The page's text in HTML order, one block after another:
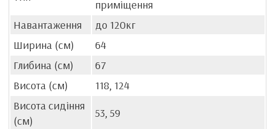
приміщення
Навантаження
до 120кг
Ширина (см)
64
Глибина (см)
67
Висота (см)
118, 124
Висота сидіння
(см)
53, 59